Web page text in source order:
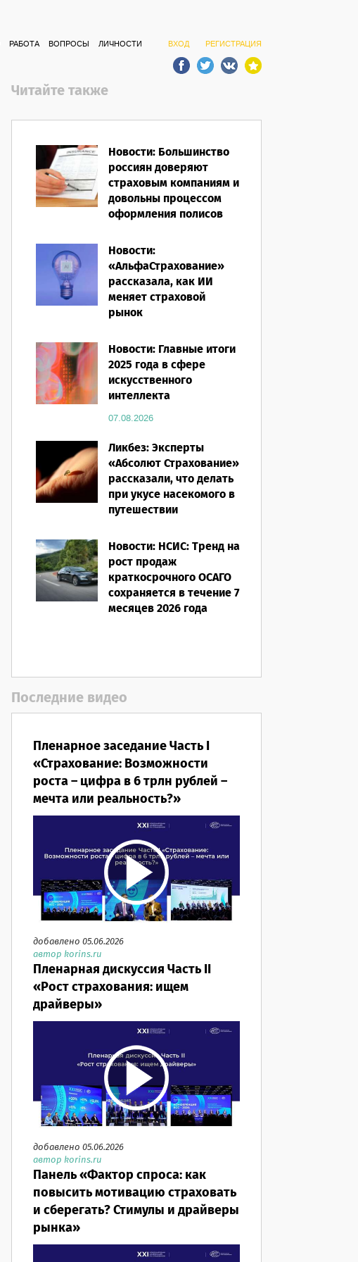
ВХОД РЕГИСТРАЦИЯ
РАБОТА ВОПРОСЫ ЛИЧНОСТИ
Читайте также
Новости: Большинство
россиян доверяют
страховым компаниям и
довольны процессом
оформления полисов
Новости:
«АльфаСтрахование»
рассказала, как ИИ
меняет страховой
рынок
Новости: Главные итоги
2025 года в сфере
искусственного
интеллекта
07.08.2026
Ликбез: Эксперты
«Абсолют Страхование»
рассказали, что делать
при укусе насекомого в
путешествии
Новости: НСИС: Тренд на
рост продаж
краткосрочного ОСАГО
сохраняется в течение 7
месяцев 2026 года
Последние видео
Пленарное заседание Часть I
«Страхование: Возможности
роста – цифра в 6 трлн рублей –
мечта или реальность?»
добавлено 05.06.2026
автор korins.ru
Пленарная дискуссия Часть II
«Рост страхования: ищем
драйверы»
добавлено 05.06.2026
автор korins.ru
Панель «Фактор спроса: как
повысить мотивацию страховать
и сберегать? Стимулы и драйверы
рынка»